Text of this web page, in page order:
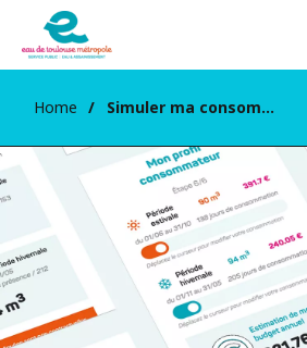
Home Simuler ma consommation